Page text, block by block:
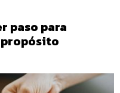
paso para